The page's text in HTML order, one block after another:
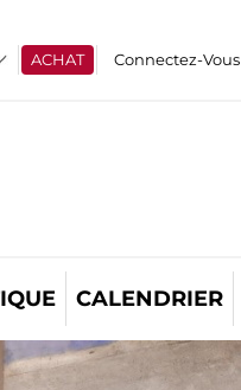
ACHAT Connectez-Vous
CALENDRIER